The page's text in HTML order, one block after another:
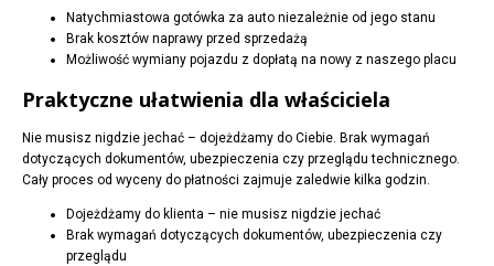
Natychmiastowa gotówka za auto niezależnie od jego stanu
Brak kosztów naprawy przed sprzedażą
Możliwość wymiany pojazdu z dopłatą na nowy z naszego placu
Praktyczne ułatwienia dla właściciela
Nie musisz nigdzie jechać – dojeżdżamy do Ciebie. Brak wymagań
dotyczących dokumentów, ubezpieczenia czy przeglądu technicznego.
Cały proces od wyceny do płatności zajmuje zaledwie kilka godzin.
Dojeżdżamy do klienta – nie musisz nigdzie jechać
Brak wymagań dotyczących dokumentów, ubezpieczenia czy
przeglądu